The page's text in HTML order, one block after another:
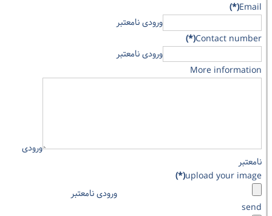
Email
(*)
ورودی نامعتبر
Contact number
(*)
ورودی نامعتبر
More information
ورودی
نامعتبر
upload your image
(*)
ورودی نامعتبر
send